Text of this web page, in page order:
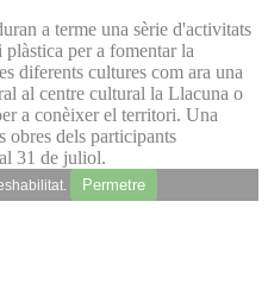
a terme una sèrie d'activitats
plàstica per a fomentar la
diferents cultures com ara una
al centre cultural la Llacuna o
a conèixer el territori. Una
obres dels participants
31 de juliol.
Permetre